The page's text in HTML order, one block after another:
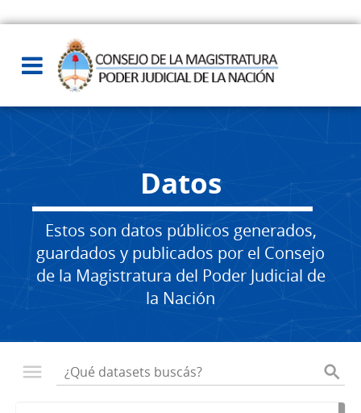
Datos
Estos son datos públicos generados,
guardados y publicados por el Consejo
de la Magistratura del Poder Judicial de
la Nación